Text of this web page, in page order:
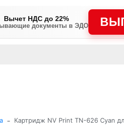
Вычет НДС до 22%
документы в ЭДО
- Картридж NV Print TN-626 Cyan